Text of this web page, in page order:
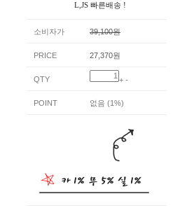
L,JS 빠른배송 !
소비자가 39,100원
PRICE 27,370원
QTY + -
POINT 없음 (1%)